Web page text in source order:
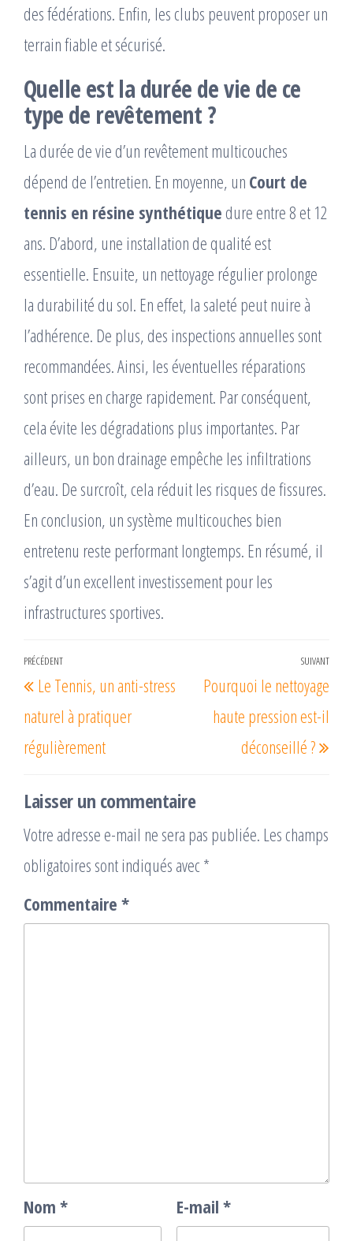
des fédérations. Enfin, les clubs peuvent proposer un
terrain fiable et sécurisé.
Quelle est la durée de vie de ce
type de revêtement ?
La durée de vie d’un revêtement multicouches
dépend de l’entretien. En moyenne, un Court de
tennis en résine synthétique dure entre 8 et 12
ans. D’abord, une installation de qualité est
essentielle. Ensuite, un nettoyage régulier prolonge
la durabilité du sol. En effet, la saleté peut nuire à
l’adhérence. De plus, des inspections annuelles sont
recommandées. Ainsi, les éventuelles réparations
sont prises en charge rapidement. Par conséquent,
cela évite les dégradations plus importantes. Par
ailleurs, un bon drainage empêche les infiltrations
d’eau. De surcroît, cela réduit les risques de fissures.
En conclusion, un système multicouches bien
entretenu reste performant longtemps. En résumé, il
s’agit d’un excellent investissement pour les
infrastructures sportives.
Navigation
de
l’article
Article
précédent
PRÉCÉDENT
Le Tennis, un anti-stress
naturel à pratiquer
régulièrement
SUIVANT
Pourquoi le nettoyage
haute pression est-il
déconseillé ?
Laisser un commentaire
Votre adresse e-mail ne sera pas publiée. Les champs
obligatoires sont indiqués avec *
Commentaire *
Nom * E-mail *